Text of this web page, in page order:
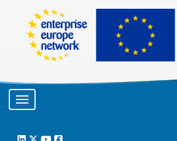
Toggle navigation
LinkedIn
Twitter
Youtube
Facebook